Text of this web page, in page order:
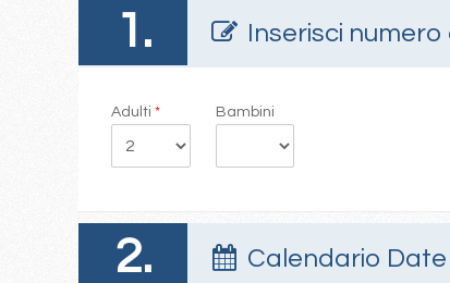
1. Inserisci
Adulti * Bambini
2. Calendario Date